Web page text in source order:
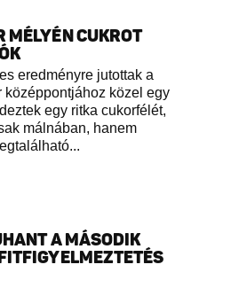
MÉLYÉN CUKROT
eredményre jutottak a
középpontjához közel egy
egy ritka cukorfélét,
málnában, hanem
A MÁSODIK